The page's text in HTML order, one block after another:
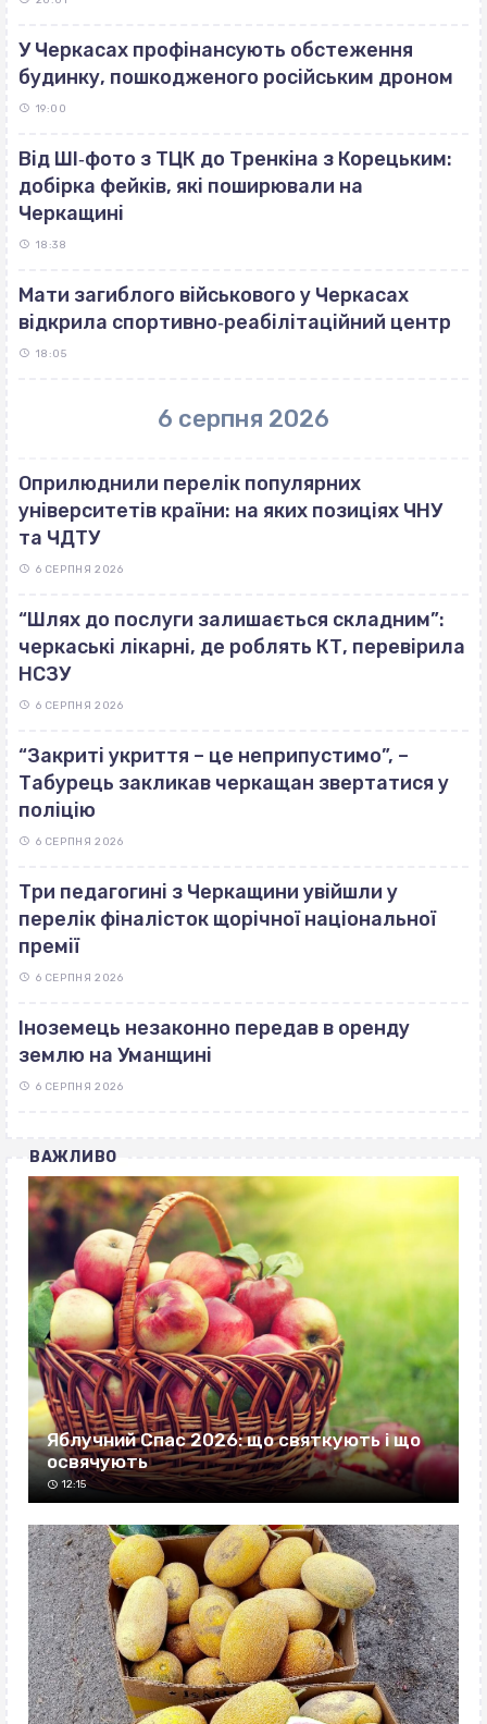
У Черкасах профінансують обстеження
будинку, пошкодженого російським дроном
19:00
Від ШІ‐фото з ТЦК до Тренкіна з Корецьким:
добірка фейків, які поширювали на
Черкащині
18:38
Мати загиблого військового у Черкасах
відкрила спортивно‐реабілітаційний центр
18:05
6 серпня 2026
Оприлюднили перелік популярних
університетів країни: на яких позиціях ЧНУ
та ЧДТУ
6 СЕРПНЯ 2026
“Шлях до послуги залишається складним”:
черкаські лікарні, де роблять КТ, перевірила
НСЗУ
6 СЕРПНЯ 2026
“Закриті укриття – це неприпустимо”, –
Табурець закликав черкащан звертатися у
поліцію
6 СЕРПНЯ 2026
Три педагогині з Черкащини увійшли у
перелік фіналісток щорічної національної
премії
6 СЕРПНЯ 2026
Іноземець незаконно передав в оренду
землю на Уманщині
6 СЕРПНЯ 2026
ВАЖЛИВО
Яблучний Спас 2026: що святкують і що
освячують
12:15